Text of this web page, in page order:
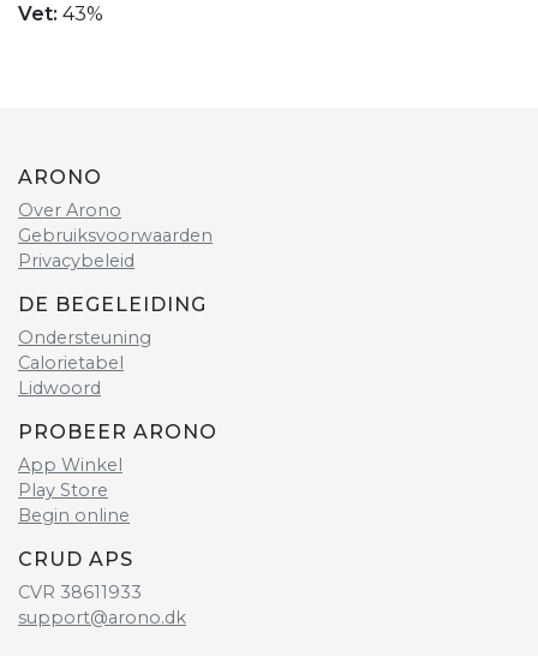
Vet: 43%
ARONO
Over Arono
Gebruiksvoorwaarden
Privacybeleid
DE BEGELEIDING
Ondersteuning
Calorietabel
Lidwoord
PROBEER ARONO
App Winkel
Play Store
Begin online
CRUD APS
CVR 38611933
support@arono.dk